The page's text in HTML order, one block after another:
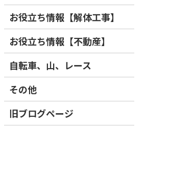
お役立ち情報【解体工事】
お役立ち情報【不動産】
自転車、山、レース
その他
旧ブログページ